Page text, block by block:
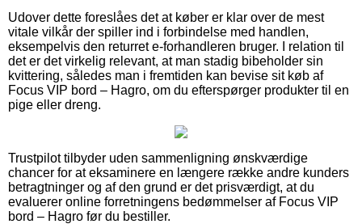
Udover dette foreslåes det at køber er klar over de mest
vitale vilkår der spiller ind i forbindelse med handlen,
eksempelvis den returret e-forhandleren bruger. I relation til
det er det virkelig relevant, at man stadig bibeholder sin
kvittering, således man i fremtiden kan bevise sit køb af
Focus VIP bord – Hagro, om du efterspørger produkter til en
pige eller dreng.
Trustpilot tilbyder uden sammenligning ønskværdige
chancer for at eksaminere en længere række andre kunders
betragtninger og af den grund er det prisværdigt, at du
evaluerer online forretningens bedømmelser af Focus VIP
bord – Hagro før du bestiller.